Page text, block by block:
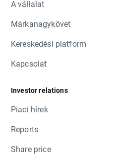
A vállalat
Márkanagykövet
Kereskedési platform
Kapcsolat
Investor relations
Piaci hírek
Reports
Share price